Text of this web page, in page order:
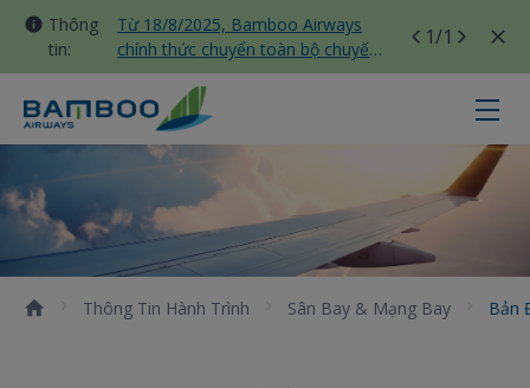
Thông
tin:
Từ 18/8/2025, Bamboo Airways
chính thức chuyển toàn bộ chuyến
bay nội địa sang nhà ga T3 Tân
Sơn Nhất
1/1
Bản đồ sân bay - Bamboo Airways
Thông Tin Hành Trình Sân Bay & Mạng Bay Bản